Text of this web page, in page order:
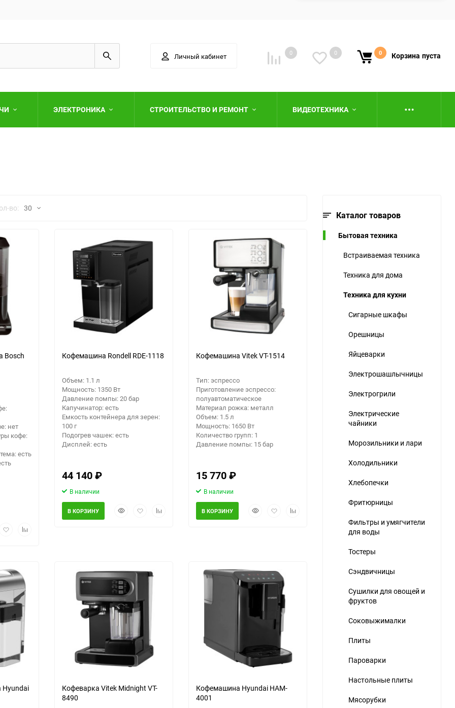
Личный кабинет 0 0 0 Корзина пуста
Выберите категорию
Выберите категорию
ЭЛЕКТРОНИКА СТРОИТЕЛЬСТВО И РЕМОНТ
Выберите категорию
ВИДЕОТЕХНИКА
во: 30
30
60
150
Bosch
нет
кофе:
есть
ДобавитьДобавить
Кофемашина Rondell RDE-1118
Объем: 1.1 л
Мощность: 1350 Вт
Давление помпы: 20 бар
Капучинатор: есть
Емкость контейнера для зерен:
100 г
Подогрев чашек: есть
Дисплей: есть
44 140₽
В наличии
БыстрыйДобавитьДобавить
В КОРЗИНУ
Кофемашина Vitek VT-1514
Тип: эспрессо
Приготовление эспрессо:
полуавтоматическое
Материал рожка: металл
Объем: 1.5 л
Мощность: 1650 Вт
Количество групп: 1
Давление помпы: 15 бар
15 770₽
В наличии
БыстрыйДобавитьДобавить
В КОРЗИНУ
Кофеварка Vitek Midnight VT-
8490
Кофемашина Hyundai HAM-
4001
Каталог товаров
Бытовая техника
Встраиваемая техника
Техника для дома
Техника для кухни
Сигарные шкафы
Орешницы
Яйцеварки
Электрошашлычницы
Электрогрили
Электрические
чайники
Морозильники и лари
Холодильники
Хлебопечки
Фритюрницы
Фильтры и умягчители
для воды
Тостеры
Сэндвичницы
Сушилки для овощей и
фруктов
Соковыжималки
Плиты
Пароварки
Настольные плиты
Мясорубки